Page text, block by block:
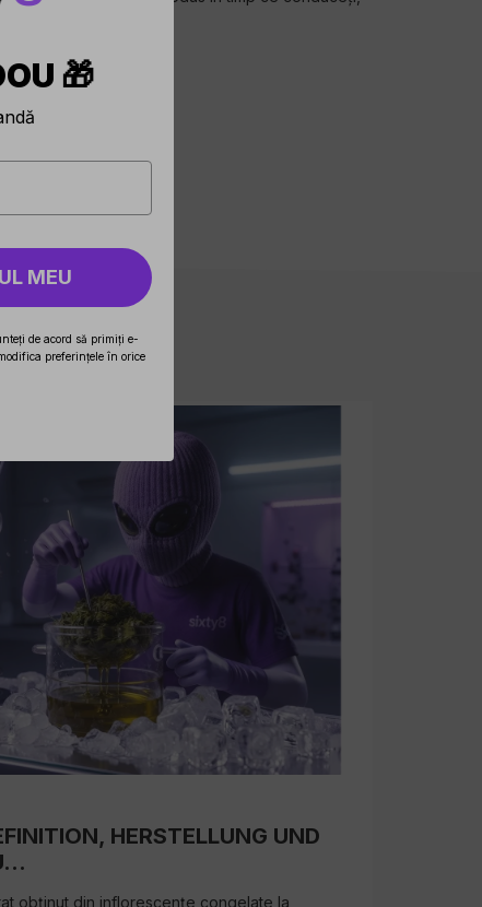
afecțiuni.
HERSTELLUNG UND
obținut din inflorescențe congelate la
🎁
MEU
de acord să primiți e-
preferințele în orice